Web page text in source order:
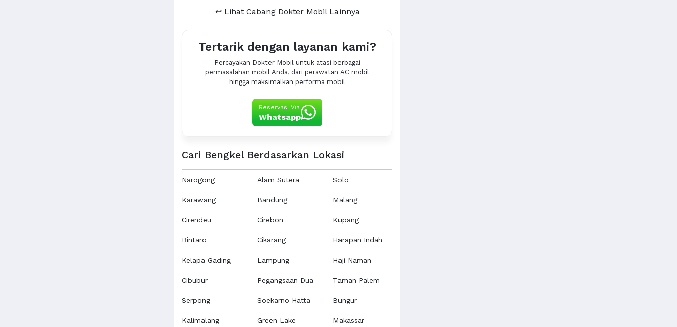
↩ Lihat Cabang Dokter Mobil Lainnya
Tertarik dengan layanan kami?
Percayakan Dokter Mobil untuk atasi berbagai
permasalahan mobil Anda, dari perawatan AC mobil
hingga maksimalkan performa mobil
Reservasi Via
Whatsapp
Cari Bengkel Berdasarkan Lokasi
Narogong
Karawang
Cirendeu
Bintaro
Kelapa Gading
Cibubur
Serpong
Kalimalang
Alam Sutera
Bandung
Cirebon
Cikarang
Lampung
Pegangsaan Dua
Soekarno Hatta
Green Lake
Solo
Malang
Kupang
Harapan Indah
Haji Naman
Taman Palem
Bungur
Makassar